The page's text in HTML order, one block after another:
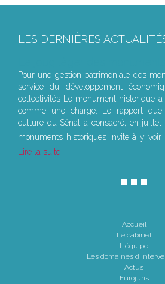
LES DERNIÈRES
Pour une gestion patrimoniale des
service du développement
collectivités Le monument historique
comme une charge. Le rapport
culture du Sénat a consacré, en
monuments historiques invite à y voir
Lire la suite
Accueil
Le cabinet
L'équipe
Les domaines
Actus
Eurojuris